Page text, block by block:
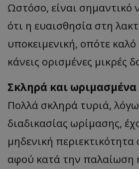
Ωστόσο, είναι σημαντικό
ότι η ευαισθησία στη
υποκειμενική, οπότε
κάνεις ορισμένες μικρές
Σκληρά και ωριμασμένα
Πολλά σκληρά τυριά,
διαδικασίας ωρίμασης,
μηδενική περιεκτικότητα
αφού κατά την παλαίωση